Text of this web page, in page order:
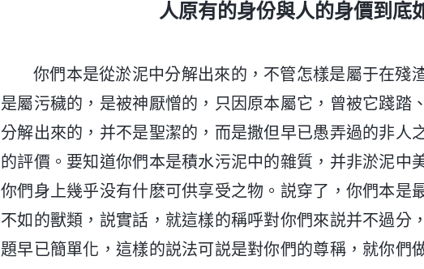
人原有的身份與人的身價到底
你們本是從淤泥中分解出來的，不管怎樣是屬于在殘
是屬污穢的，是被神厭憎的，只因原本屬它，曾被它踐踏
分解出來的，并不是聖潔的，而是撒但早已愚弄過的非人
的評價。要知道你們本是積水污泥中的雜質，并非淤泥中
你們身上幾乎没有什麽可供享受之物。説穿了，你們本是
不如的獸類，説實話，就這樣的稱呼對你們來説并不過分
題早已簡單化，這樣的説法可説是對你們的尊稱，就你們